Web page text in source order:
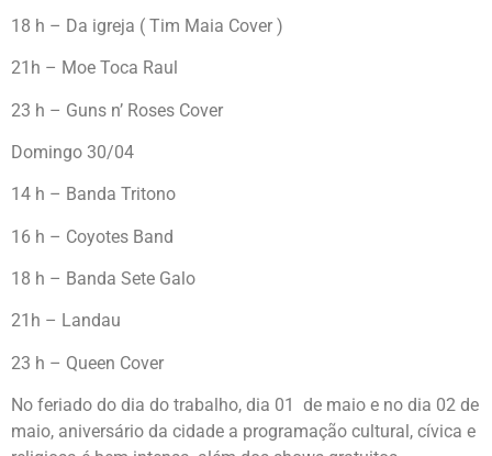
18 h – Da igreja ( Tim Maia Cover )
21h – Moe Toca Raul
23 h – Guns n’ Roses Cover
Domingo 30/04
14 h – Banda Tritono
16 h – Coyotes Band
18 h – Banda Sete Galo
21h – Landau
23 h – Queen Cover
No feriado do dia do trabalho, dia 01 de maio e no dia 02 de
maio, aniversário da cidade a programação cultural, cívica e